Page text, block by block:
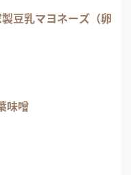
豆乳マヨネーズ（卵
味噌